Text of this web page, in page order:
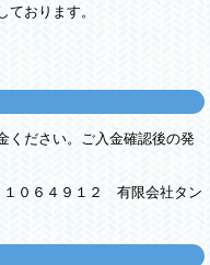
おります。
ください。ご入金確認後の発
０６４９１２ 有限会社タン